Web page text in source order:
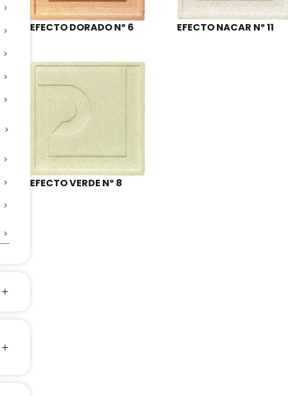
EFECTO DORADO Nº 6 EFECTO NACAR Nº 11
EFECTO VERDE Nº 8